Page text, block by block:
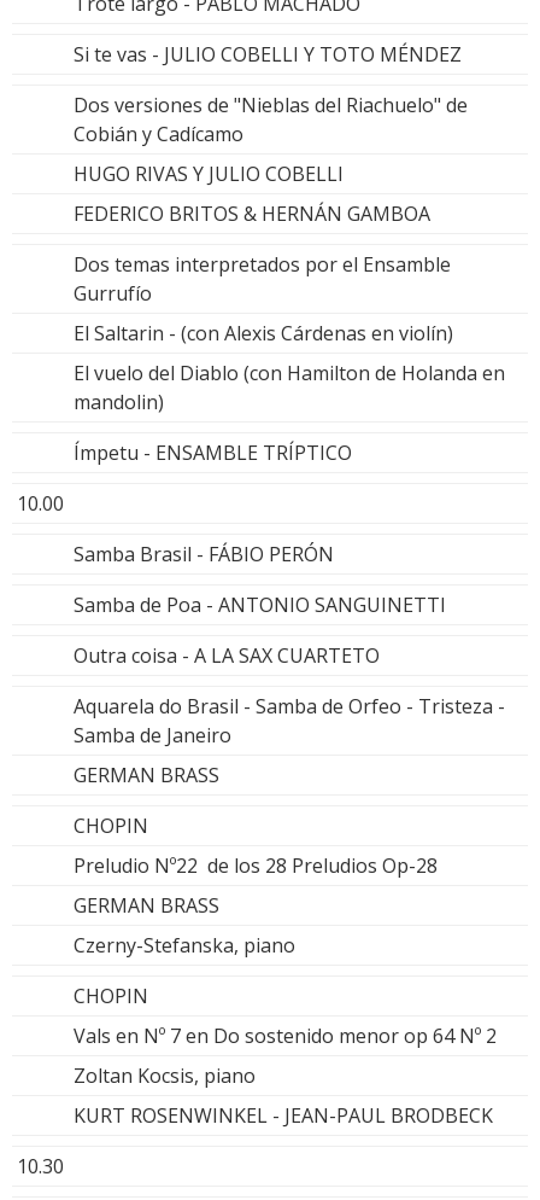
Si te vas - JULIO COBELLI Y TOTO MÉNDEZ
Dos versiones de "Nieblas del Riachuelo" de
Cobián y Cadícamo
HUGO RIVAS Y JULIO COBELLI
FEDERICO BRITOS & HERNÁN GAMBOA
Dos temas interpretados por el Ensamble
Gurrufío
El Saltarin - (con Alexis Cárdenas en violín)
El vuelo del Diablo (con Hamilton de Holanda en
mandolin)
Ímpetu - ENSAMBLE TRÍPTICO
10.00
Samba Brasil - FÁBIO PERÓN
Samba de Poa - ANTONIO SANGUINETTI
Outra coisa - A LA SAX CUARTETO
Aquarela do Brasil - Samba de Orfeo - Tristeza -
Samba de Janeiro
GERMAN BRASS
CHOPIN
Preludio Nº22 de los 28 Preludios Op-28
GERMAN BRASS
Czerny-Stefanska, piano
CHOPIN
Vals en Nº 7 en Do sostenido menor op 64 Nº 2
Zoltan Kocsis, piano
KURT ROSENWINKEL - JEAN-PAUL BRODBECK
10.30